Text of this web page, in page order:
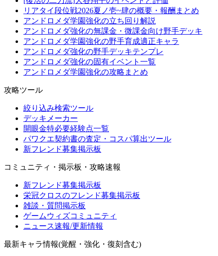
リアタイ段位戦2026夏ノ壱~肆の概要・報酬まとめ
アンドロメダ学園強化の立ち回り解説
アンドロメダ強化の無課金・微課金向け野手デッキ
アンドロメダ学園強化の野手育成適正キャラ
アンドロメダ強化の野手デッキテンプレ
アンドロメダ強化の固有イベント一覧
アンドロメダ学園強化の攻略まとめ
攻略ツール
絞り込み検索ツール
デッキメーカー
開眼金特必要経験点一覧
パワクエ契約書の査定・コスパ算出ツール
新フレンド募集掲示板
コミュニティ・掲示板・攻略速報
新フレンド募集掲示板
栄冠クロスのフレンド募集掲示板
雑談・質問掲示板
ゲームウィズコミュニティ
ニュース速報/更新情報
最新キャラ情報(覚醒・強化・復刻含む)